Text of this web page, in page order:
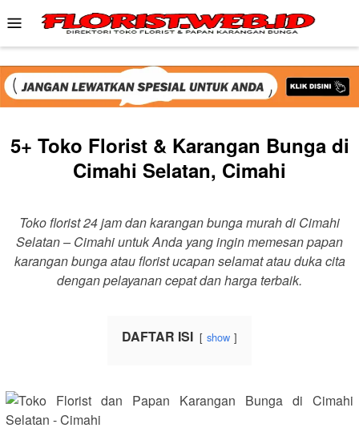
to
content
Mobile
Menu
5+ Toko Florist & Karangan Bunga di
Cimahi Selatan, Cimahi
Toko florist 24 jam dan karangan bunga murah di Cimahi
Selatan – Cimahi untuk Anda yang ingin memesan papan
karangan bunga atau florist ucapan selamat atau duka cita
dengan pelayanan cepat dan harga terbaik.
DAFTAR ISI show